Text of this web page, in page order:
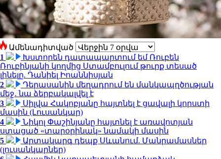
Ամենադիտված
1
Խստորեն դատապարտում եմ Ռուբեն
Ռուբինյանի կողմից Ստամբուլում թուրք տեսած
լինելը. Դանիել Իոաննիսյան
2
Դերասանին մեղադրում են մանկապղծության
մեջ․ նա ձերբակալվել է
3
Սիլվա Հակոբյանը հայտնել է ցավալի կորստի
մասին (Լուսանկար)
4
Նիկոլ Փաշինյանը հայտնել է առավոտյան
ստացած «տարօրինակ» նամակի մասին
5
Արտակարգ դեպք Սևանում. Մանրամասներ
(լուսանկարներ)